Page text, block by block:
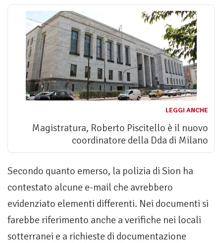
LEGGI ANCHE
Magistratura, Roberto Piscitello è il nuovo
coordinatore della Dda di Milano
Secondo quanto emerso, la polizia di Sion ha
contestato alcune e-mail che avrebbero
evidenziato elementi differenti. Nei documenti si
farebbe riferimento anche a verifiche nei locali
sotterranei e a richieste di documentazione